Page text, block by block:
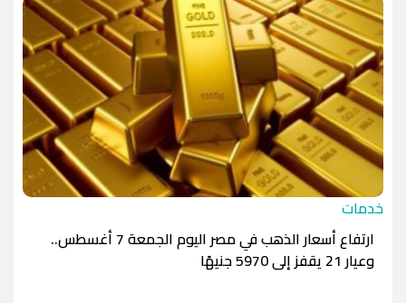
خدمات
ارتفاع أسعار الذهب في مصر اليوم الجمعة 7 أغسطس..
وعيار 21 يقفز إلى 5970 جنيهًا